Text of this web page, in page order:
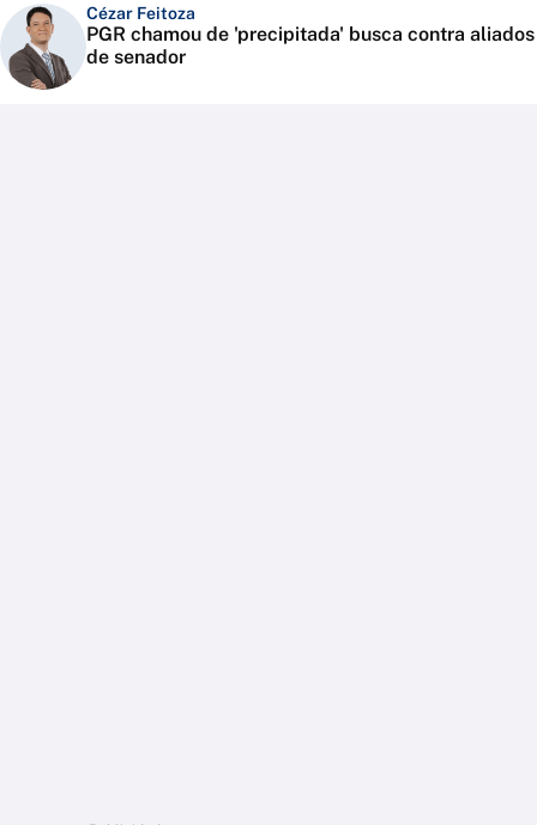
Cézar Feitoza
PGR chamou de 'precipitada' busca contra aliados
de senador